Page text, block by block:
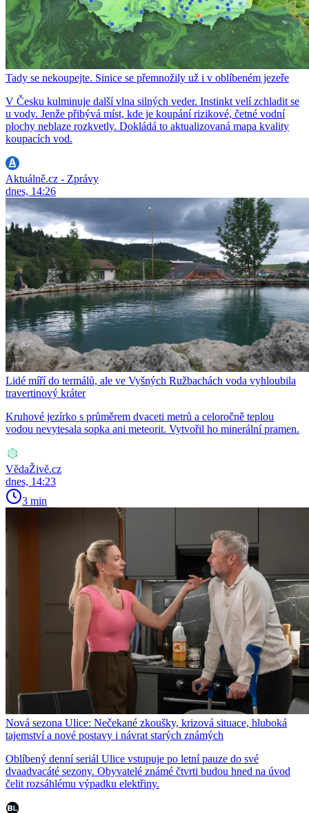
Tady se nekoupejte. Sinice se přemnožily už i v oblíbeném jezeře
V Česku kulminuje další vlna silných veder. Instinkt velí zchladit se
u vody. Jenže přibývá míst, kde je koupání rizikové, četné vodní
plochy neblaze rozkvetly. Dokládá to aktualizovaná mapa kvality
koupacích vod.
Aktuálně.cz - Zprávy
dnes, 14:26
Lidé míří do termálů, ale ve Vyšných Ružbachách voda vyhloubila
travertinový kráter
Kruhové jezírko s průměrem dvaceti metrů a celoročně teplou
vodou nevytesala sopka ani meteorit. Vytvořil ho minerální pramen.
VědaŽivě.cz
dnes, 14:23
3 min
Nová sezona Ulice: Nečekané zkoušky, krizová situace, hluboká
tajemství a nové postavy i návrat starých známých
Oblíbený denní seriál Ulice vstupuje po letní pauze do své
dvaadvacáté sezony. Obyvatelé známé čtvrti budou hned na úvod
čelit rozsáhlému výpadku elektřiny.